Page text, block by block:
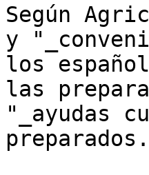
Según
y
los
las
"_ayudas
preparados.